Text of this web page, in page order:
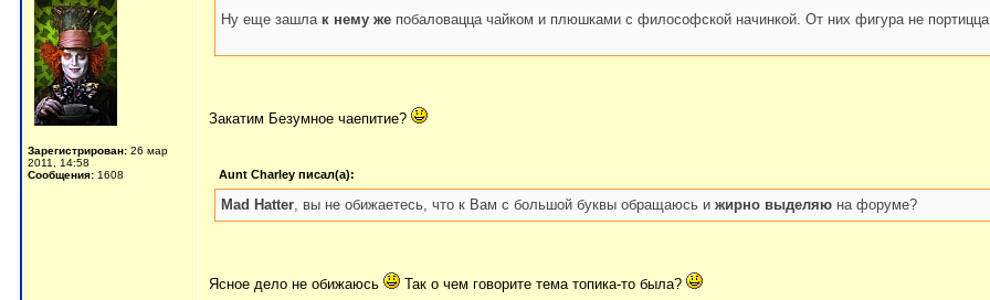
Зарегистрирован: 26 мар
2011, 14:58
Сообщения: 1608
Ну еще зашла к нему же побаловацца чайком и плюшками с философской начинкой. От них фигура не
Закатим Безумное чаепитие?
Aunt Charley писал(а):
Mad Hatter, вы не обижаетесь, что к Вам с большой буквы обращаюсь и жирно выделяю на форуме?
Ясное дело не обижаюсь Так о чем говорите тема топика-то была?